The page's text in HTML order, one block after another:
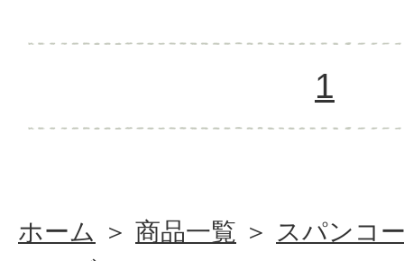
1
ホーム ＞ 商品一覧 ＞
スパンコ